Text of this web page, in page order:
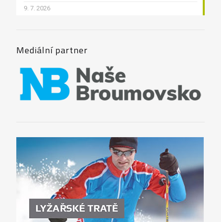
9. 7. 2026
Mediální partner